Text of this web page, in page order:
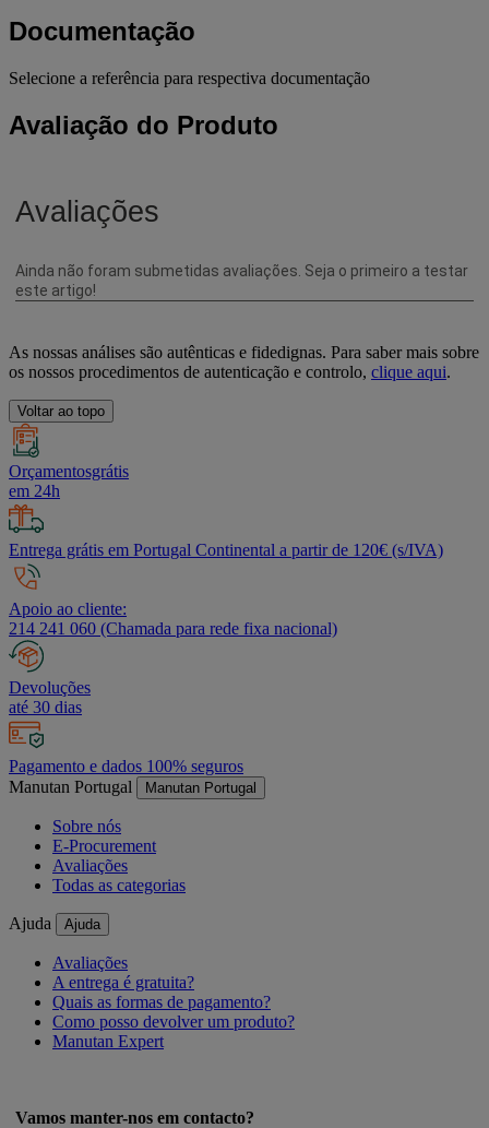
Documentação
Selecione a referência para respectiva documentação
Avaliação do Produto
As nossas análises são autênticas e fidedignas. Para saber mais sobre
os nossos procedimentos de autenticação e controlo, clique aqui.
Voltar ao topo
Orçamentosgrátis
em 24h
Entrega grátis em Portugal Continental a partir de 120€ (s/IVA)
Apoio ao cliente:
214 241 060 (Chamada para rede fixa nacional)
Devoluções
até 30 dias
Pagamento e dados 100% seguros
Manutan Portugal
Manutan Portugal
Sobre nós
E-Procurement
Avaliações
Todas as categorias
Ajuda Ajuda
Avaliações
A entrega é gratuita?
Quais as formas de pagamento?
Como posso devolver um produto?
Manutan Expert
Vamos manter-nos em contacto?